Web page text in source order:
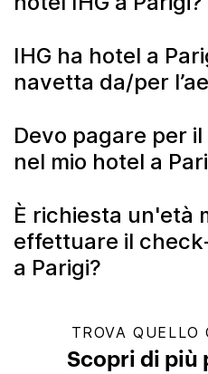
IHG ha hotel a
navetta da/per
Devo pagare per
nel mio hotel a
È richiesta un'età
effettuare il
a Parigi?
TROVA QUELLO
Scopri di più